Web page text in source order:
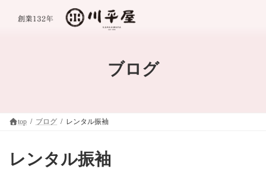
ブログ
top ブログ レンタル振袖
レンタル振袖